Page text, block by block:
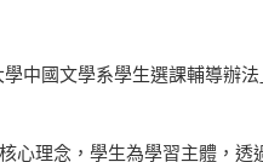
中國文學系學生選課輔導辦
理念，學生為學習主體，透